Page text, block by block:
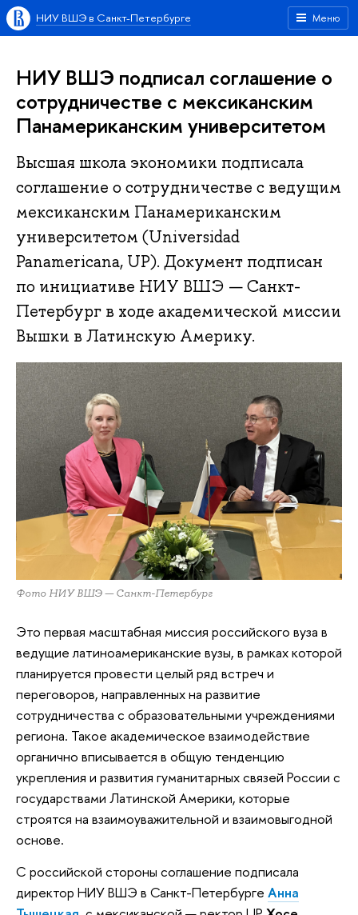
Меню
НИУ ВШЭ в Санкт-Петербурге
НИУ ВШЭ подписал соглашение о
сотрудничестве с мексиканским
Панамериканским университетом
Высшая школа экономики подписала
соглашение о сотрудничестве с ведущим
мексиканским Панамериканским
университетом (Universidad
Panamericana, UP). Документ подписан
по инициативе НИУ ВШЭ — Санкт-
Петербург в ходе академической миссии
Вышки в Латинскую Америку.
Фото НИУ ВШЭ — Санкт-Петербург
Это первая масштабная миссия российского вуза в
ведущие латиноамериканские вузы, в рамках которой
планируется провести целый ряд встреч и
переговоров, направленных на развитие
сотрудничества с образовательными учреждениями
региона. Такое академическое взаимодействие
органично вписывается в общую тенденцию
укрепления и развития гуманитарных связей России с
государствами Латинской Америки, которые
строятся на взаимоуважительной и взаимовыгодной
основе.
С российской стороны соглашение подписала
директор НИУ ВШЭ в Санкт-Петербурге Анна